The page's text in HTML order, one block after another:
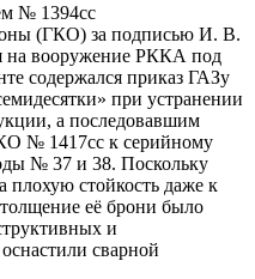
№ 1394сс
(ГКО) за подписью И. В.
на вооружение РККА под
содержался приказ ГАЗу
при устранении
а последовавшим
№ 1417сс к серийному
№ 37 и 38. Поскольку
плохую стойкость даже к
её брони было
и
сварной